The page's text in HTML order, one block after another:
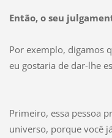
Então, o seu
Por exemplo, digamos
eu gostaria de dar-lhe
Primeiro, essa pessoa
universo, porque você